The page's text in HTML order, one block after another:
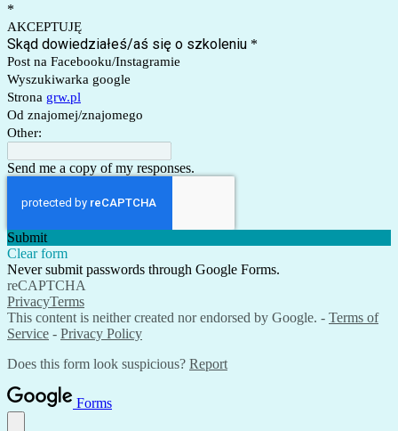
*
AKCEPTUJĘ
Skąd dowiedziałeś/aś się o szkoleniu *
Post na Facebooku/Instagramie
Wyszukiwarka google
Strona grw.pl
Od znajomej/znajomego
Other:
Send me a copy of my responses.
Submit
Clear form
Never submit passwords through Google Forms.
reCAPTCHA
PrivacyTerms
This content is neither created nor endorsed by Google. - Terms of
Service - Privacy Policy
Does this form look suspicious? Report
Forms